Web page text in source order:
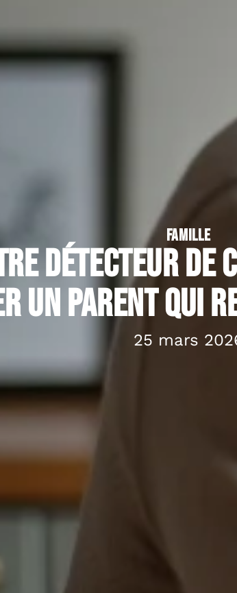
FAMILLE
détecteur de
un parent qui
25 mars